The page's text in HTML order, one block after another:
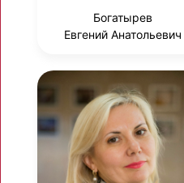
Богатырев
Евгений Анатольевич